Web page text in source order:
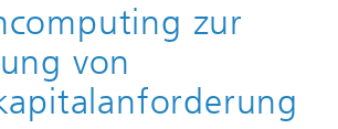
und Bereiche
und Computing«
aus dem Bereich »Analytics und Computing«
Forschungsthemen
zur
von